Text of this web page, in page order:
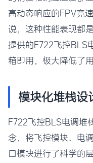
高动态响应的FPV竞
说，这种性能表现都
提供的F722飞控BLS
箱即用，极大降低了
模块化堆栈设
F722飞控BLS电调堆
念，将飞控模块、电
口模块进行了科学的